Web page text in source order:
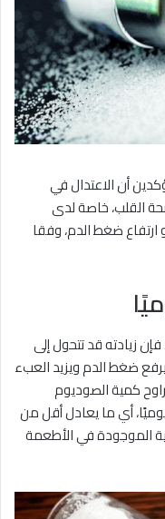
أن الاعتدال في
القلب، خاصة لدى
ضغط الدم، وفقا
زيادته قد تتحول إلى
ضغط الدم ويزيد العبء
كمية الصوديوم
و2000 مللي جرام يوميًا، أي ما يعادل أقل من
الموجودة في الأطعمة